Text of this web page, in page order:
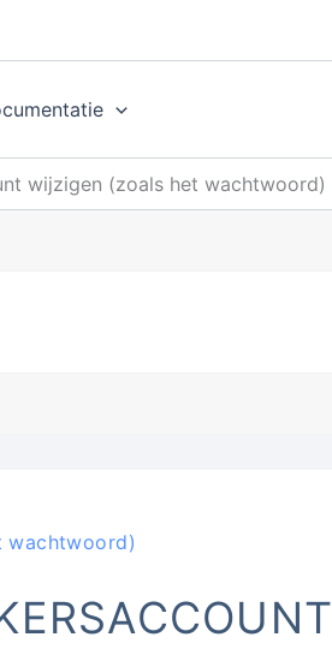
wijzigen (zoals het wachtwoord)
wachtwoord)